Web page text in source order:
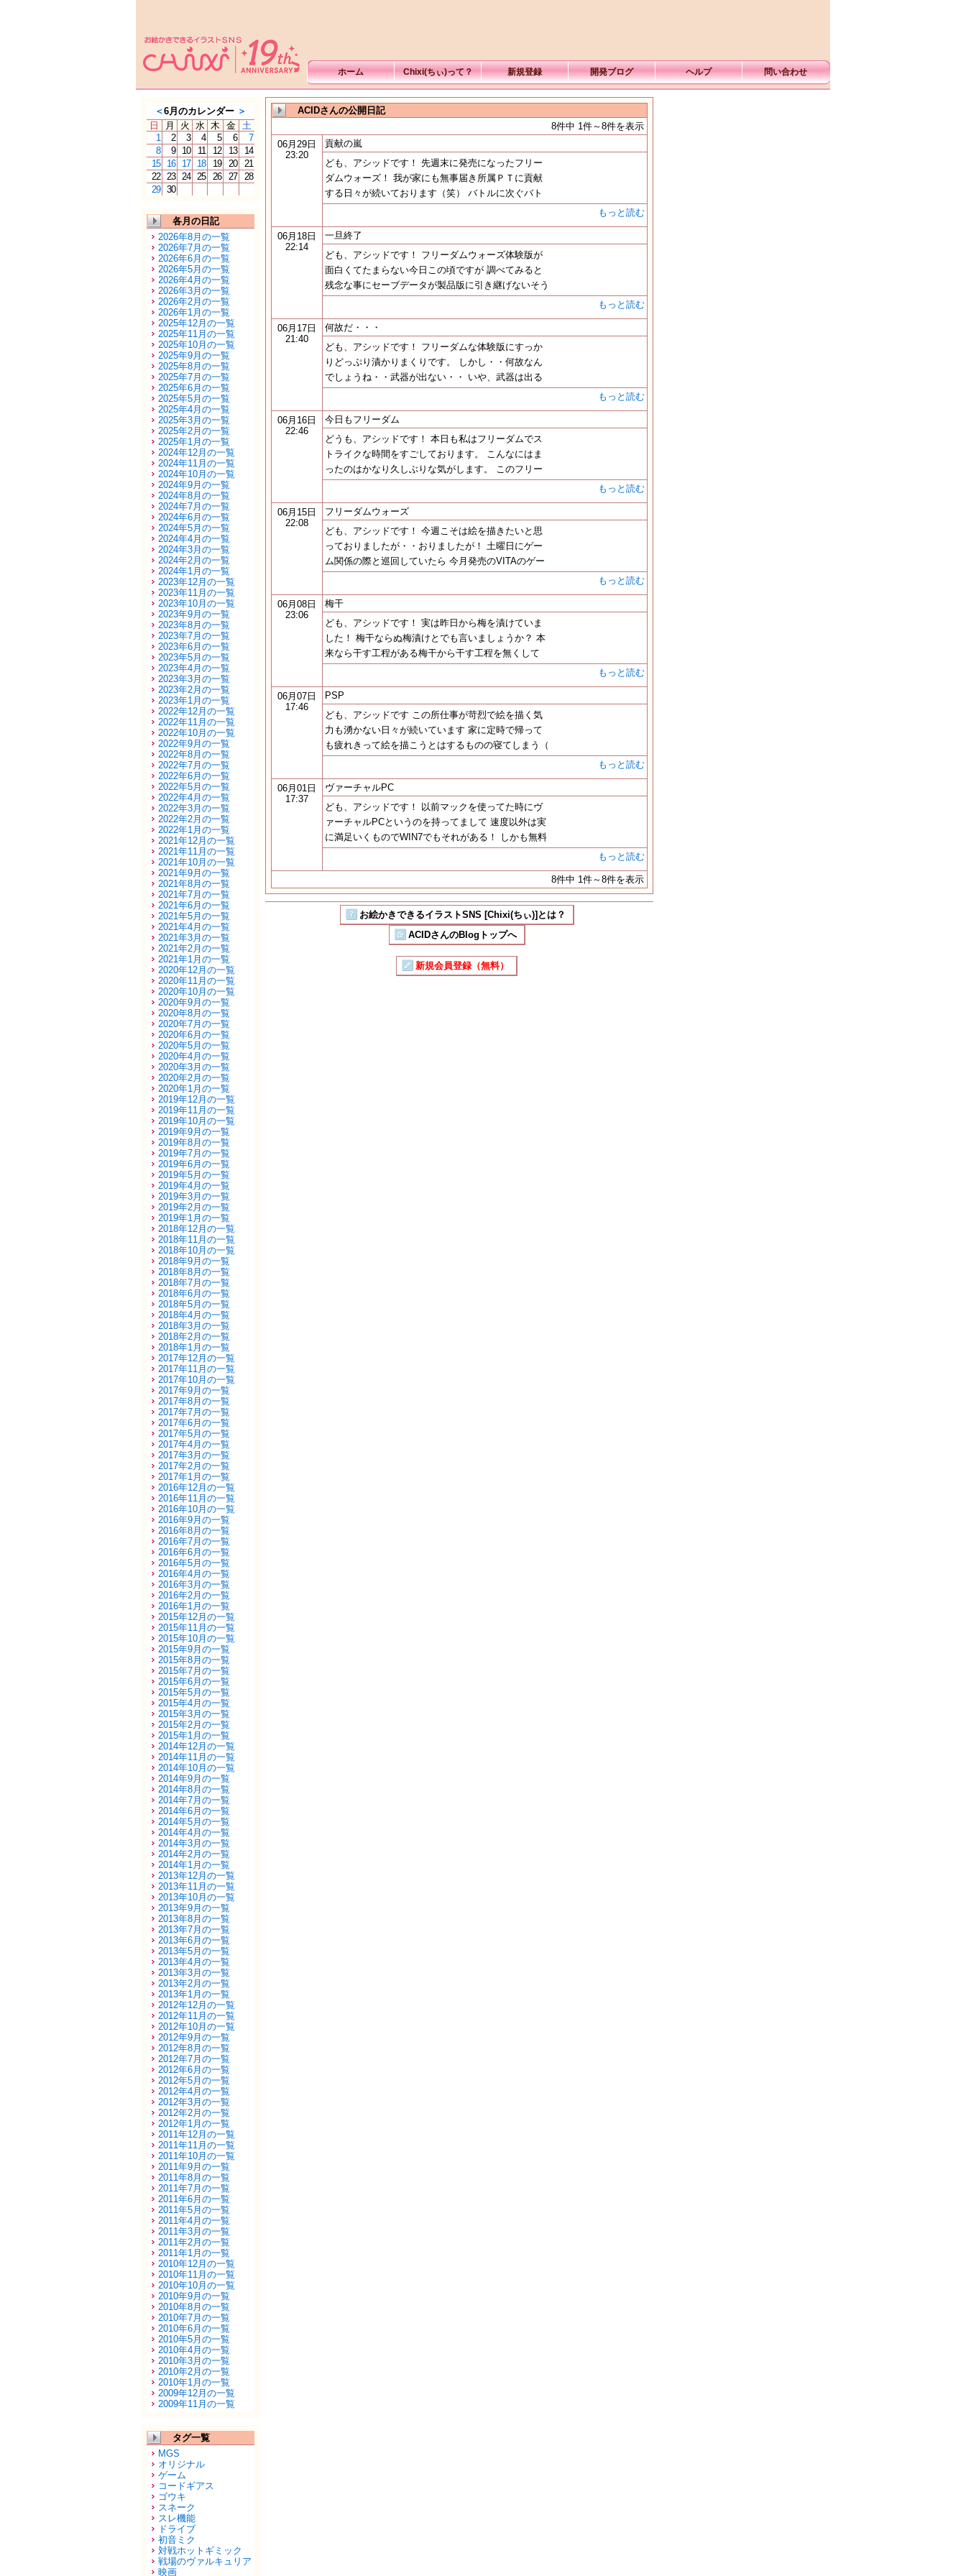
ホーム Chixi(ちぃ)って？ 新規登録 開発ブログ ヘルプ 問い合わせ
＜6月のカレンダー ＞
日
月 火 水 木 金 土
1
2 3 4 5 6
7
8
9 10 11 12 13
14
15
16 17 18 19 20
21
22 23 24 25 26 27
28
29 30
各月の日記
2026年8月の一覧
2026年7月の一覧
2026年6月の一覧
2026年5月の一覧
2026年4月の一覧
2026年3月の一覧
2026年2月の一覧
2026年1月の一覧
2025年12月の一覧
2025年11月の一覧
2025年10月の一覧
2025年9月の一覧
2025年8月の一覧
2025年7月の一覧
2025年6月の一覧
2025年5月の一覧
2025年4月の一覧
2025年3月の一覧
2025年2月の一覧
2025年1月の一覧
2024年12月の一覧
2024年11月の一覧
2024年10月の一覧
2024年9月の一覧
2024年8月の一覧
2024年7月の一覧
2024年6月の一覧
2024年5月の一覧
2024年4月の一覧
2024年3月の一覧
2024年2月の一覧
2024年1月の一覧
2023年12月の一覧
2023年11月の一覧
2023年10月の一覧
2023年9月の一覧
2023年8月の一覧
2023年7月の一覧
2023年6月の一覧
2023年5月の一覧
2023年4月の一覧
2023年3月の一覧
2023年2月の一覧
2023年1月の一覧
2022年12月の一覧
2022年11月の一覧
2022年10月の一覧
2022年9月の一覧
2022年8月の一覧
2022年7月の一覧
2022年6月の一覧
2022年5月の一覧
2022年4月の一覧
2022年3月の一覧
2022年2月の一覧
2022年1月の一覧
2021年12月の一覧
2021年11月の一覧
2021年10月の一覧
2021年9月の一覧
2021年8月の一覧
2021年7月の一覧
2021年6月の一覧
2021年5月の一覧
2021年4月の一覧
2021年3月の一覧
2021年2月の一覧
2021年1月の一覧
2020年12月の一覧
2020年11月の一覧
2020年10月の一覧
2020年9月の一覧
2020年8月の一覧
2020年7月の一覧
2020年6月の一覧
2020年5月の一覧
2020年4月の一覧
2020年3月の一覧
2020年2月の一覧
2020年1月の一覧
2019年12月の一覧
2019年11月の一覧
2019年10月の一覧
2019年9月の一覧
2019年8月の一覧
2019年7月の一覧
2019年6月の一覧
2019年5月の一覧
2019年4月の一覧
2019年3月の一覧
2019年2月の一覧
2019年1月の一覧
2018年12月の一覧
2018年11月の一覧
2018年10月の一覧
2018年9月の一覧
2018年8月の一覧
2018年7月の一覧
2018年6月の一覧
2018年5月の一覧
2018年4月の一覧
2018年3月の一覧
2018年2月の一覧
2018年1月の一覧
2017年12月の一覧
2017年11月の一覧
2017年10月の一覧
2017年9月の一覧
2017年8月の一覧
2017年7月の一覧
2017年6月の一覧
2017年5月の一覧
2017年4月の一覧
2017年3月の一覧
2017年2月の一覧
2017年1月の一覧
2016年12月の一覧
2016年11月の一覧
2016年10月の一覧
2016年9月の一覧
2016年8月の一覧
2016年7月の一覧
2016年6月の一覧
2016年5月の一覧
2016年4月の一覧
2016年3月の一覧
2016年2月の一覧
2016年1月の一覧
2015年12月の一覧
2015年11月の一覧
2015年10月の一覧
2015年9月の一覧
2015年8月の一覧
2015年7月の一覧
2015年6月の一覧
2015年5月の一覧
2015年4月の一覧
2015年3月の一覧
2015年2月の一覧
2015年1月の一覧
2014年12月の一覧
2014年11月の一覧
2014年10月の一覧
2014年9月の一覧
2014年8月の一覧
2014年7月の一覧
2014年6月の一覧
2014年5月の一覧
2014年4月の一覧
2014年3月の一覧
2014年2月の一覧
2014年1月の一覧
2013年12月の一覧
2013年11月の一覧
2013年10月の一覧
2013年9月の一覧
2013年8月の一覧
2013年7月の一覧
2013年6月の一覧
2013年5月の一覧
2013年4月の一覧
2013年3月の一覧
2013年2月の一覧
2013年1月の一覧
2012年12月の一覧
2012年11月の一覧
2012年10月の一覧
2012年9月の一覧
2012年8月の一覧
2012年7月の一覧
2012年6月の一覧
2012年5月の一覧
2012年4月の一覧
2012年3月の一覧
2012年2月の一覧
2012年1月の一覧
2011年12月の一覧
2011年11月の一覧
2011年10月の一覧
2011年9月の一覧
2011年8月の一覧
2011年7月の一覧
2011年6月の一覧
2011年5月の一覧
2011年4月の一覧
2011年3月の一覧
2011年2月の一覧
2011年1月の一覧
2010年12月の一覧
2010年11月の一覧
2010年10月の一覧
2010年9月の一覧
2010年8月の一覧
2010年7月の一覧
2010年6月の一覧
2010年5月の一覧
2010年4月の一覧
2010年3月の一覧
2010年2月の一覧
2010年1月の一覧
2009年12月の一覧
2009年11月の一覧
タグ一覧
MGS
オリジナル
ゲーム
コードギアス
ゴウキ
スネーク
スレ機能
ドライブ
初音ミク
対戦ホットギミック
戦場のヴァルキュリア
映画
ACIDさんの公開日記
8件中 1件～8件を表示
06月29日
23:20
貢献の嵐
ども、アシッドです！ 先週末に発売になったフリー
ダムウォーズ！ 我が家にも無事届き所属ＰＴに貢献
する日々が続いております（笑） バトルに次ぐバト
もっと読む
06月18日
22:14
一旦終了
ども、アシッドです！ フリーダムウォーズ体験版が
面白くてたまらない今日この頃ですが 調べてみると
残念な事にセーブデータが製品版に引き継げないそう
もっと読む
06月17日
21:40
何故だ・・・
ども、アシッドです！ フリーダムな体験版にすっか
りどっぷり漬かりまくりです。 しかし・・何故なん
でしょうね・・武器が出ない・・ いや、武器は出る
もっと読む
06月16日
22:46
今日もフリーダム
どうも、アシッドです！ 本日も私はフリーダムでス
トライクな時間をすごしております。 こんなにはま
ったのはかなり久しぶりな気がします。 このフリー
もっと読む
06月15日
22:08
フリーダムウォーズ
ども、アシッドです！ 今週こそは絵を描きたいと思
っておりましたが・・おりましたが！ 土曜日にゲー
ム関係の際と巡回していたら 今月発売のVITAのゲー
もっと読む
06月08日
23:06
梅干
ども、アシッドです！ 実は昨日から梅を漬けていま
した！ 梅干ならぬ梅漬けとでも言いましょうか？ 本
来なら干す工程がある梅干から干す工程を無くして
もっと読む
06月07日
17:46
PSP
ども、アシッドです この所仕事が苛烈で絵を描く気
力も湧かない日々が続いています 家に定時で帰って
も疲れきって絵を描こうとはするものの寝てしまう（
もっと読む
06月01日
17:37
ヴァーチャルPC
ども、アシッドです！ 以前マックを使ってた時にヴ
ァーチャルPCというのを持ってまして 速度以外は実
に満足いくものでWIN7でもそれがある！ しかも無料
もっと読む
8件中 1件～8件を表示
お絵かきできるイラストSNS [Chixi(ちぃ)]とは？
ACIDさんのBlogトップへ
新規会員登録（無料）